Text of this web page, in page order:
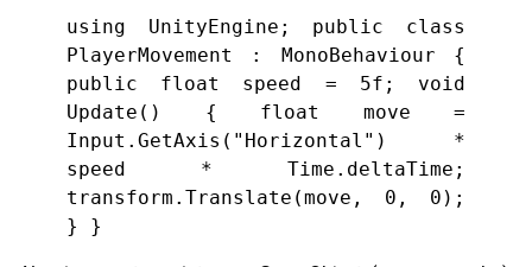
using UnityEngine; public class
PlayerMovement : MonoBehaviour {
public float speed = 5f; void
Update() { float move =
Input.GetAxis("Horizontal") *
speed * Time.deltaTime;
transform.Translate(move, 0, 0);
} }